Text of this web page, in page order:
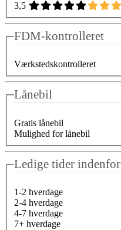
3,5
FDM-kontrolleret
Værkstedskontrolleret
Lånebil
Gratis lånebil
Mulighed for lånebil
Ledige tider indenfor
1-2 hverdage
2-4 hverdage
4-7 hverdage
7+ hverdage